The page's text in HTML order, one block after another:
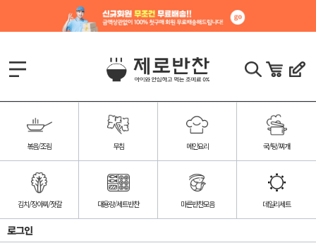
볶음/조림 무침 메인요리 국/탕/찌개
김치/장아찌/젓갈 대용량/세트반찬 마른반찬모음 데일리세트
로그인